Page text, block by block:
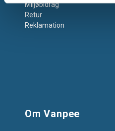
Miljøbidrag
Retur
Reklamation
Om Vanpee